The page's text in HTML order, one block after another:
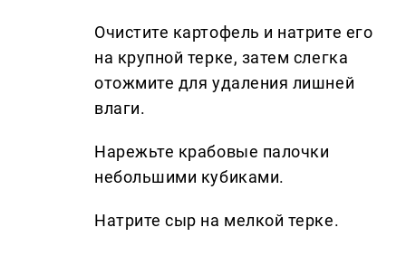
Очистите картофель и натрите его
на крупной терке, затем слегка
отожмите для удаления лишней
влаги.
Нарежьте крабовые палочки
небольшими кубиками.
Натрите сыр на мелкой терке.